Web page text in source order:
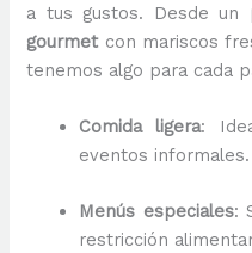
a tus gustos. Desde un
gourmetcon mariscos
tenemos algo para cada
Comida ligera:
eventos informales.
Menús especiales:
restricción